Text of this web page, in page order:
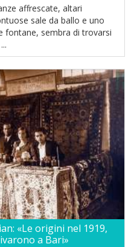
affrescate, altari
sale da ballo e uno
fontane, sembra di trovarsi
«Le origini nel 1919,
a Bari»